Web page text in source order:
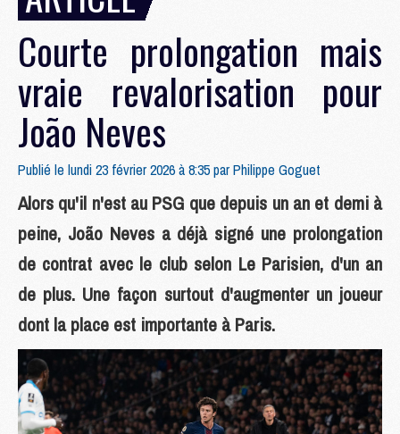
Courte prolongation mais
vraie revalorisation pour
João Neves
Publié le lundi 23 février 2026 à 8:35 parPhilippe Goguet
Alors qu'il n'est au PSG que depuis un an et demi à
peine, João Neves a déjà signé une prolongation
de contrat avec le club selon Le Parisien, d'un an
de plus. Une façon surtout d'augmenter un joueur
dont la place est importante à Paris.